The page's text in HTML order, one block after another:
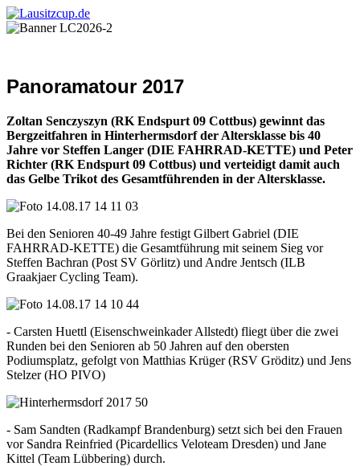
Panoramatour 2017
Zoltan Senczyszyn (RK Endspurt 09 Cottbus) gewinnt das
Bergzeitfahren in Hinterhermsdorf der Altersklasse bis 40
Jahre vor Steffen Langer (DIE FAHRRAD-KETTE) und Peter
Richter (RK Endspurt 09 Cottbus) und verteidigt damit auch
das Gelbe Trikot des Gesamtführenden in der Altersklasse.
Bei den Senioren 40-49 Jahre festigt Gilbert Gabriel (DIE
FAHRRAD-KETTE) die Gesamtführung mit seinem Sieg vor
Steffen Bachran (Post SV Görlitz) und Andre Jentsch (ILB
Graakjaer Cycling Team).
- Carsten Huettl (Eisenschweinkader Allstedt) fliegt über die zwei
Runden bei den Senioren ab 50 Jahren auf den obersten
Podiumsplatz, gefolgt von Matthias Krüger (RSV Gröditz) und Jens
Stelzer (HO PIVO)
- Sam Sandten (Radkampf Brandenburg) setzt sich bei den Frauen
vor Sandra Reinfried (Picardellics Veloteam Dresden) und Jane
Kittel (Team Lübbering) durch.